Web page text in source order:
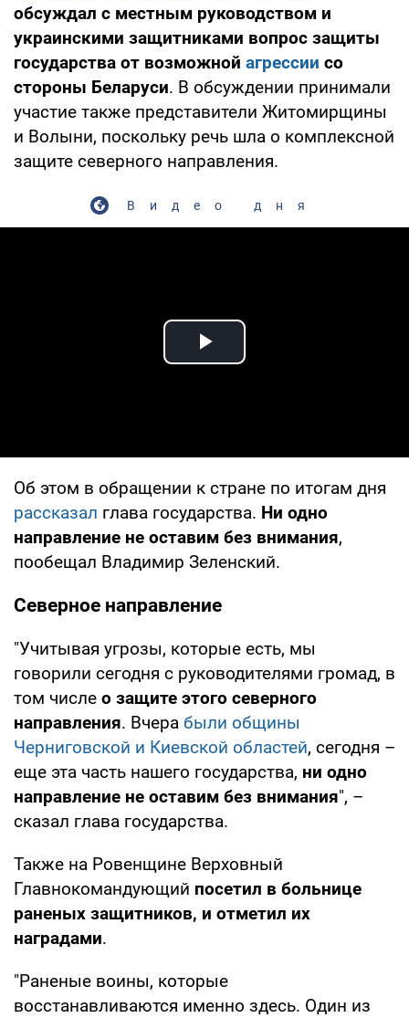
обсуждал с местным руководством и
украинскими защитниками вопрос защиты
государства от возможной агрессии со
стороны Беларуси. В обсуждении принимали
участие также представители Житомирщины
и Волыни, поскольку речь шла о комплексной
защите северного направления.
Видео дня
Play Video
Об этом в обращении к стране по итогам дня
рассказал глава государства. Ни одно
направление не оставим без внимания,
пообещал Владимир Зеленский.
Северное направление
"Учитывая угрозы, которые есть, мы
говорили сегодня с руководителями громад, в
том числе о защите этого северного
направления. Вчера были общины
Черниговской и Киевской областей, сегодня –
еще эта часть нашего государства, ни одно
направление не оставим без внимания", –
сказал глава государства.
Также на Ровенщине Верховный
Главнокомандующий посетил в больнице
раненых защитников, и отметил их
наградами.
"Раненые воины, которые
восстанавливаются именно здесь. Один из